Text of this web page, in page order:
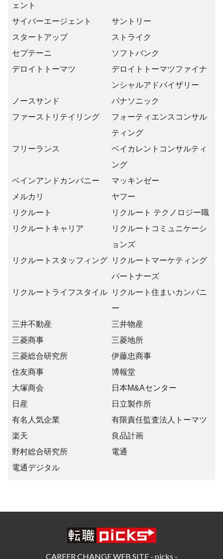
ェント
サイバーエージェント
サントリー
スタートアップ
ストライク
セプテーニ
ソフトバンク
デロイトトーマツ
デロイトトーマツファイナ
ンシャルアドバイザリー
ノースサンド
パナソニック
ファーストリテイリング
フォーティエンスコンサル
ティング
フリーランス
ベイカレントコンサルティ
ング
ベインアンドカンパニー
マッキンゼー
メルカリ
ヤフー
リクルート
リクルート テクノロジー職
リクルートキャリア
リクルートコミュニケーシ
ョンズ
リクルートスタッフィング
リクルートマーケティング
パートナーズ
リクルートライフスタイル
リクルート住まいカンパニ
ー
三井不動産
三井物産
三菱商事
三菱地所
三菱総合研究所
伊藤忠商事
住友商事
博報堂
大塚商会
日本M&Aセンター
日産
日立製作所
有名人気企業
有限責任監査法人トーマツ
楽天
良品計画
野村総合研究所
電通
電通デジタル
CAREER CHANGE WEB SITE - picks -